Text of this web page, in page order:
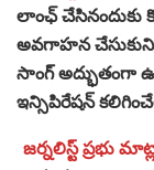
లాంఛ్
అవగాహన
సాంగ్ అద్భుతంగా
ఇన్సిపిరేషన్
జర్నలిస్ట్ ప్రభు